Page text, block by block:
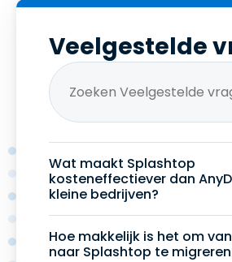
Veelgestelde
Wat maakt Splashtop
kosteneffectiever dan
kleine bedrijven?
Hoe makkelijk is het om
naar Splashtop te